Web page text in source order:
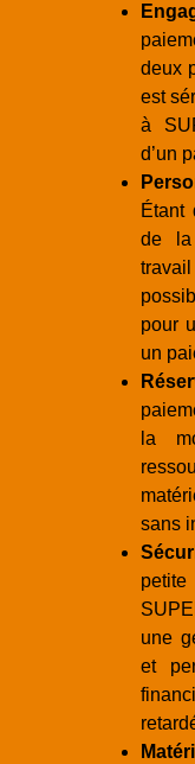
deux
est
à
d’un
Étant
de la
pour
un
la
sans
une
et